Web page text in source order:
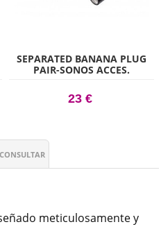
SEPARATED BANANA PLUG
PAIR-SONOS ACCES.
23 €
CONSULTAR
meticulosamente y